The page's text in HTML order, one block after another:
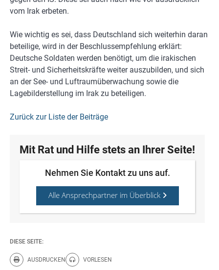
vom Irak erbeten.
Wie wichtig es sei, dass Deutschland sich weiterhin daran
beteilige, wird in der Beschlussempfehlung erklärt:
Deutsche Soldaten werden benötigt, um die irakischen
Streit- und Sicherheitskräfte weiter auszubilden, und sich
an der See- und Luftraumüberwachung sowie die
Lagebilderstellung im Irak zu beteiligen.
Zurück zur Liste der Beiträge
Mit Rat und Hilfe stets an Ihrer Seite!
Nehmen Sie Kontakt zu uns auf.
Alle Ansprechpartner im Überblick
DIESE SEITE:
AUSDRUCKEN
Diese Seite drucken.
VORLESEN
Diese Seite vorlesen.